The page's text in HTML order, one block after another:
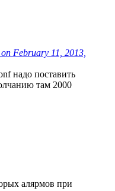
February 11, 2013,
надо поставить
там 2000
алярмов при